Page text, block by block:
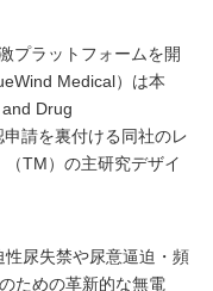
プラットフォームを開
Medical）は本
Drug
請を裏付ける同社のレ
（TM）の主研究デザイ
尿失禁や尿意逼迫・頻
ための革新的な無電